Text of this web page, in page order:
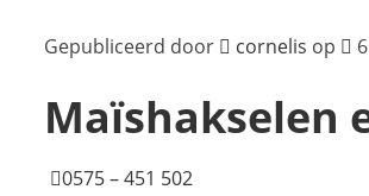
Gepubliceerd door cornelis op
Maïshakselen
0575 – 451 502